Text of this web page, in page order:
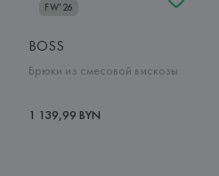
FW'26
BOSS
Брюки из смесовой вискозы
1 139,99 BYN